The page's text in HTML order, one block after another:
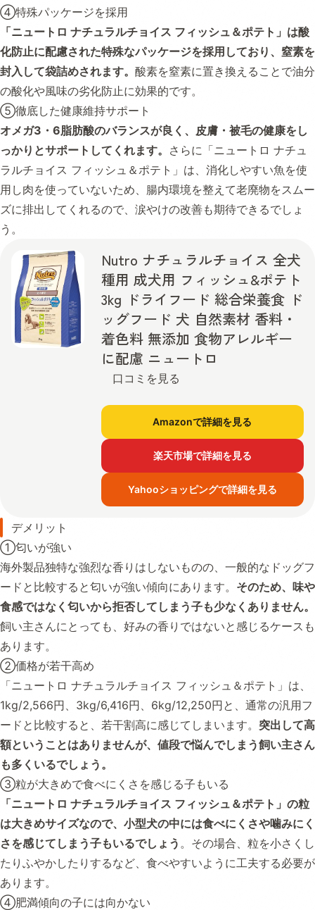
④特殊パッケージを採用
「ニュートロ ナチュラルチョイス フィッシュ＆ポテト」は酸
化防止に配慮された特殊なパッケージを採用しており、窒素を
封入して袋詰めされます。 酸素を窒素に置き換えることで油分
の酸化や風味の劣化防止に効果的です。
⑤徹底した健康維持サポート
オメガ3・6脂肪酸のバランスが良く、皮膚・被毛の健康をし
っかりとサポートしてくれます。 さらに「ニュートロ ナチュ
ラルチョイス フィッシュ＆ポテト」は、消化しやすい魚を使
用し肉を使っていないため、腸内環境を整えて老廃物をスムー
ズに排出してくれるので、涙やけの改善も期待できるでしょ
う。
Nutro ナチュラルチョイス 全犬
種用 成犬用 フィッシュ&ポテト
3kg ドライフード 総合栄養食 ド
ッグフード 犬 自然素材 香料・
着色料 無添加 食物アレルギー
に配慮 ニュートロ
口コミを見る
Amazonで詳細を見る
楽天市場で詳細を見る
Yahooショッピングで詳細を見る
デメリット
①匂いが強い
海外製品独特な強烈な香りはしないものの、一般的なドッグフ
ードと比較すると匂いが強い傾向にあります。 そのため、味や
食感ではなく匂いから拒否してしまう子も少なくありません。
飼い主さんにとっても、好みの香りではないと感じるケースも
あります。
②価格が若干高め
「ニュートロ ナチュラルチョイス フィッシュ＆ポテト」は、
1kg/2,566円、3kg/6,416円、6kg/12,250円と、通常の汎用フ
ードと比較すると、若干割高に感じてしまいます。 突出して高
額ということはありませんが、値段で悩んでしまう飼い主さん
も多くいるでしょう。
③粒が大きめで食べにくさを感じる子もいる
「ニュートロ ナチュラルチョイス フィッシュ＆ポテト」の粒
は大きめサイズなので、小型犬の中には食べにくさや噛みにく
さを感じてしまう子もいるでしょう 。その場合、粒を小さくし
たりふやかしたりするなど、食べやすいように工夫する必要が
あります。
④肥満傾向の子には向かない